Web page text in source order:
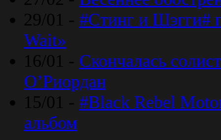
29/01 - #Стинг и Шэгги#
Wait»
16/01 - Скончалась
O’Риордан
15/01 - #Black Rebel
альбом